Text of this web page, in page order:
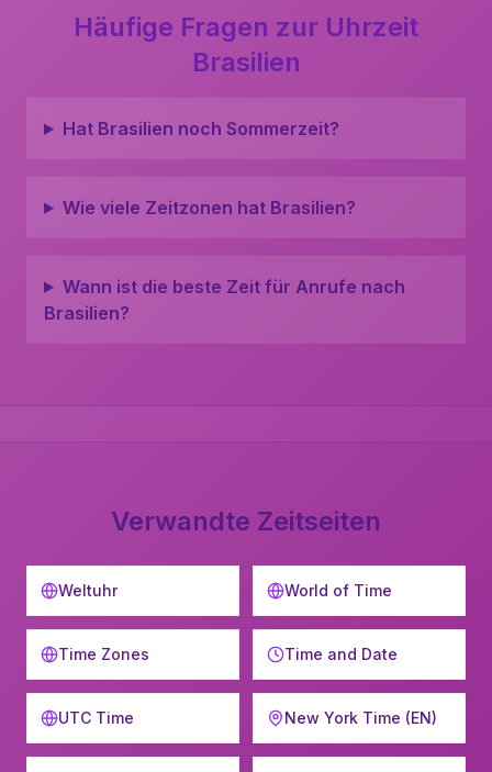
Häufige Fragen zur Uhrzeit
Brasilien
Hat Brasilien noch Sommerzeit?
Wie viele Zeitzonen hat Brasilien?
Wann ist die beste Zeit für Anrufe nach
Brasilien?
Verwandte Zeitseiten
Weltuhr World of Time
Time Zones Time and Date
UTC Time New York Time (EN)